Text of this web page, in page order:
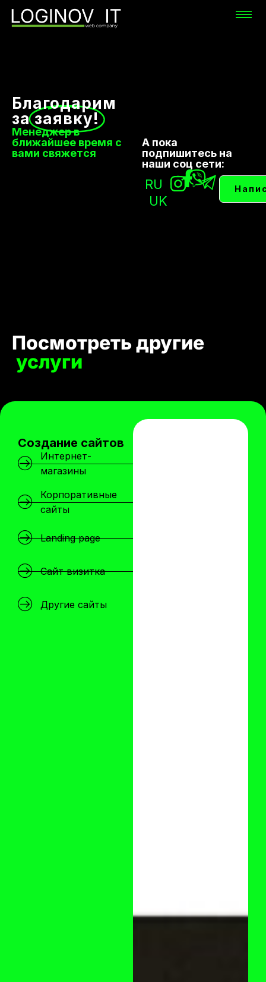
Благодарим
за заявку!
Менеджер в
ближайшее время с
вами свяжется
А пока
подпишитесь на
наши соц сети:
RU
UK
Посмотреть другие
услуги
Создание сайтов
Интернет-
магазины
Корпоративные
сайты
Landing page
Сайт визитка
Другие сайты